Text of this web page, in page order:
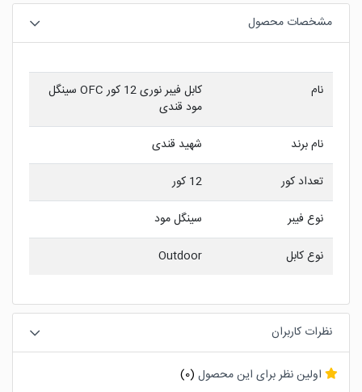
مشخصات محصول
نام
کابل فيبر نوری 12 کور OFC سينگل
مود قندی
نام برند
شهید قندی
تعداد کور
12 کور
نوع فیبر
سینگل مود
نوع کابل
Outdoor
نظرات کاربران
اولین نظر برای این محصول (0)